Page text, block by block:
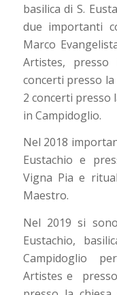
basilica di S.
due importanti
Marco
Artistes,
concerti presso
2 concerti presso
in Campidoglio.
Nel 2018
Eustachio e
Vigna Pia e
Maestro.
Nel 2019 si
Eustachio,
Campidoglio
Artistes e